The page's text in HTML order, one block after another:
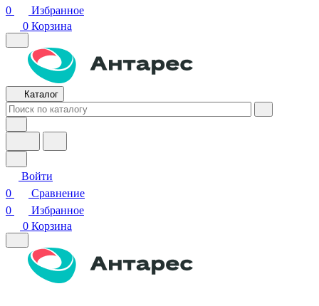
0
Избранное
0 Корзина
Каталог
Войти
0
Сравнение
0
Избранное
0 Корзина